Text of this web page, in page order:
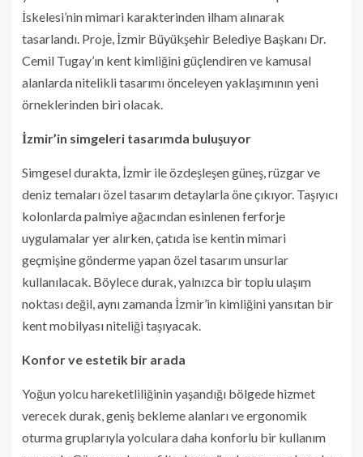
İskelesi’nin mimari karakterinden ilham alınarak
tasarlandı. Proje, İzmir Büyükşehir Belediye Başkanı Dr.
Cemil Tugay’ın kent kimliğini güçlendiren ve kamusal
alanlarda nitelikli tasarımı önceleyen yaklaşımının yeni
örneklerinden biri olacak.
İzmir’in simgeleri tasarımda buluşuyor
Simgesel durakta, İzmir ile özdeşleşen güneş, rüzgar ve
deniz temaları özel tasarım detaylarla öne çıkıyor. Taşıyıcı
kolonlarda palmiye ağacından esinlenen ferforje
uygulamalar yer alırken, çatıda ise kentin mimari
geçmişine gönderme yapan özel tasarım unsurlar
kullanılacak. Böylece durak, yalnızca bir toplu ulaşım
noktası değil, aynı zamanda İzmir’in kimliğini yansıtan bir
kent mobilyası niteliği taşıyacak.
Konfor ve estetik bir arada
Yoğun yolcu hareketliliğinin yaşandığı bölgede hizmet
verecek durak, geniş bekleme alanları ve ergonomik
oturma gruplarıyla yolculara daha konforlu bir kullanım